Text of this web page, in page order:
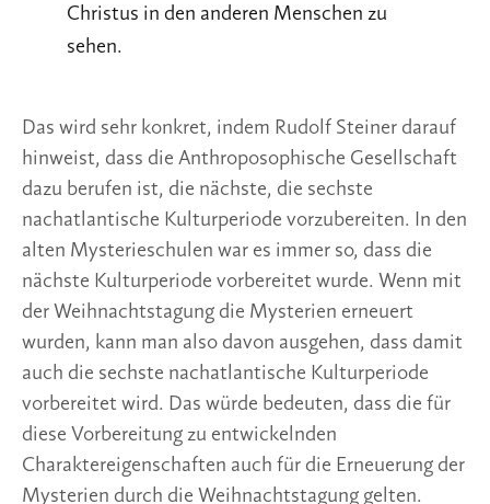
Christus in den anderen Menschen zu
sehen.
Das wird sehr konkret, indem Rudolf Steiner darauf
hinweist, dass die Anthroposophische Gesellschaft
dazu berufen ist, die nächste, die sechste
nachatlantische Kulturperiode vorzubereiten. In den
alten Mysterieschulen war es immer so, dass die
nächste Kulturperiode vorbereitet wurde. Wenn mit
der Weihnachtstagung die Mysterien erneuert
wurden, kann man also davon ausgehen, dass damit
auch die sechste nachatlantische Kulturperiode
vorbereitet wird. Das würde bedeuten, dass die für
diese Vorbereitung zu entwickelnden
Charaktereigenschaften auch für die Erneuerung der
Mysterien durch die Weihnachtstagung gelten.